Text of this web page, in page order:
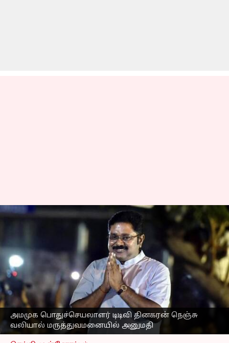
அமமுக பொதுச்செயலாளர் டிடிவி தினகரன் நெஞ்சு
வலியால் மருத்துவமனையில் அனுமதி
அமமுக
பொதுச்செயலாளர் டிடிவி
தினகரனுக்கு திடீர்
உடல்நலக்குறைவு;
சென்னை அப்பல்லோவில்
அனுமதி
எழுதியவர் Sekar Chinnappan Apr 11, 2025 12:02 pm